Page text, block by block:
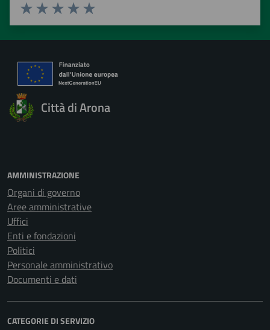
Valuta 5 stelle su 5
Valuta 4 stelle su 5
Valuta 3 stelle su 5
Valuta 2 stelle su 5
Valuta 1 stelle su 5
Città di Arona
AMMINISTRAZIONE
Organi di governo
Aree amministrative
Uffici
Enti e fondazioni
Politici
Personale amministrativo
Documenti e dati
CATEGORIE DI SERVIZIO